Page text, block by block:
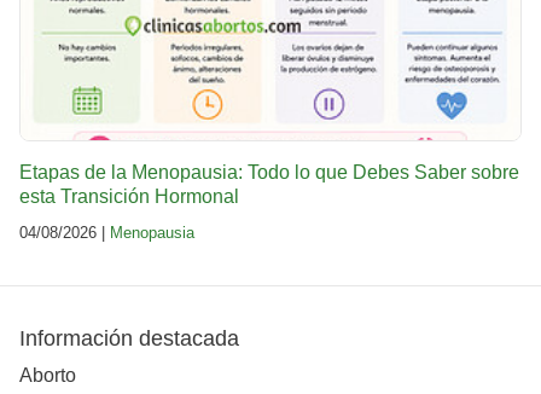
Etapas de la Menopausia: Todo lo que Debes Saber sobre
esta Transición Hormonal
04/08/2026 | Menopausia
Información destacada
Aborto